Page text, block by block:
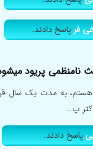
فرپاسخ دادند.
نامنظمی پریود
مجرد هستم، به مدت یک
پ...
پاسخ دادند.